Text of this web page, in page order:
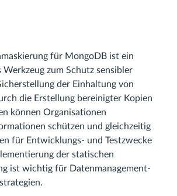
für MongoDB ist ein
Werkzeug zum Schutz sensibler
der Einhaltung von
die Erstellung bereinigter Kopien
können Organisationen
schützen und gleichzeitig
für Entwicklungs- und Testzwecke
der statischen
ist wichtig für Datenmanagement-